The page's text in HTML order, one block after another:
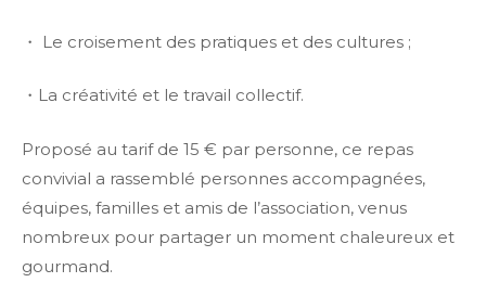
・ Le croisement des pratiques et des cultures ;
・La créativité et le travail collectif.
Proposé au tarif de 15 € par personne, ce repas
convivial a rassemblé personnes accompagnées,
équipes, familles et amis de l’association, venus
nombreux pour partager un moment chaleureux et
gourmand.